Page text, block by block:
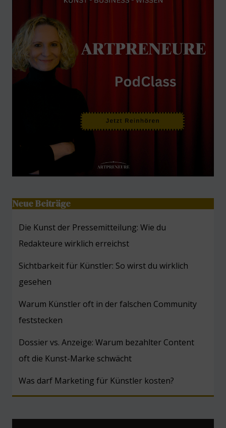
Neue Beiträge
Die Kunst der Pressemitteilung: Wie du
Redakteure wirklich erreichst
Sichtbarkeit für Künstler: So wirst du wirklich
gesehen
Warum Künstler oft in der falschen Community
feststecken
Dossier vs. Anzeige: Warum bezahlter Content
oft die Kunst-Marke schwächt
Was darf Marketing für Künstler kosten?